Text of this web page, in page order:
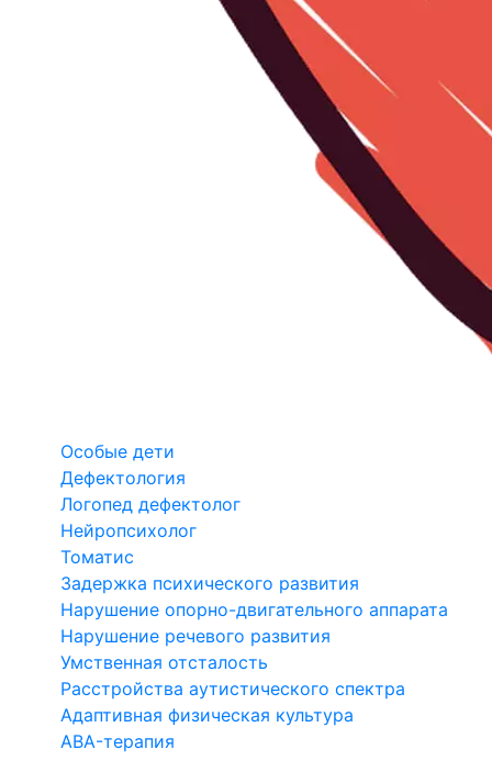
Особые дети
Дефектология
Логопед дефектолог
Нейропсихолог
Томатис
Задержка психического развития
Нарушение опорно-двигательного аппарата
Нарушение речевого развития
Умственная отсталость
Расстройства аутистического спектра
Адаптивная физическая культура
ABA-терапия